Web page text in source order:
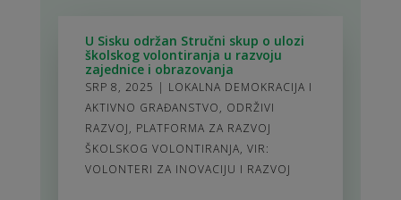
U Sisku održan Stručni skup o ulozi
školskog volontiranja u razvoju
zajednice i obrazovanja
SRP 8, 2025 | LOKALNA DEMOKRACIJA I
AKTIVNO GRAĐANSTVO, ODRŽIVI
RAZVOJ, PLATFORMA ZA RAZVOJ
ŠKOLSKOG VOLONTIRANJA, VIR:
VOLONTERI ZA INOVACIJU I RAZVOJ